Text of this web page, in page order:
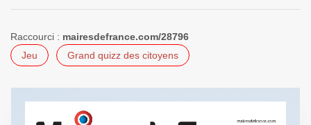
Raccourci : mairesdefrance.com/28796
Jeu
Grand quizz des citoyens